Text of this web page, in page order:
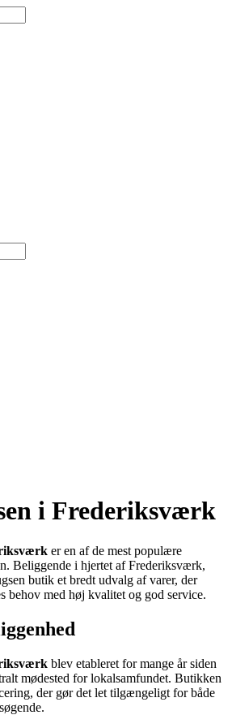
i Frederiksværk
er en af de mest populære
Beliggende i hjertet af Frederiksværk,
butik et bredt udvalg af varer, der
behov med høj kvalitet og god service.
blev etableret for mange år siden
mødested for lokalsamfundet. Butikken
der gør det let tilgængeligt for både